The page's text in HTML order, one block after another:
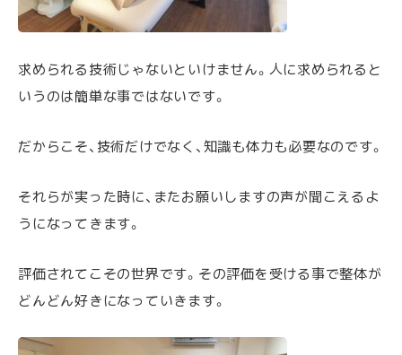
求められる技術じゃないといけません。人に求められると
いうのは簡単な事ではないです。
だからこそ、技術だけでなく、知識も体力も必要なのです。
それらが実った時に、またお願いしますの声が聞こえるよ
うになってきます。
評価されてこその世界です。その評価を受ける事で整体が
どんどん好きになっていきます。